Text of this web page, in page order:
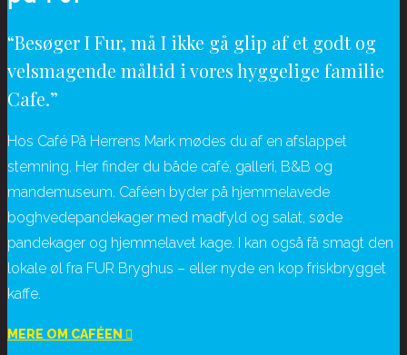
“Besøger I Fur, må I ikke gå glip af et godt og
velsmagende måltid i vores hyggelige familie
Cafe.”
Hos Café På Herrens Mark mødes du af en afslappet
stemning. Her finder du både café, galleri, B&B og
mandemuseum. Caféen byder på hjemmelavede
boghvedepandekager med madfyld og salat, søde
pandekager og hjemmelavet kage. I kan også få smagt den
lokale øl fra FUR Bryghus – eller nyde en kop friskbrygget
kaffe.
MERE OM CAFÉEN